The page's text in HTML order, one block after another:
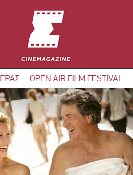
OPEN AIR FILM FESTIVAL